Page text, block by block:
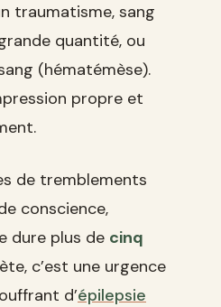
traumatisme, sang
quantité, ou
(hématémèse).
propre et
de tremblements
conscience,
dure plus de cinq
c’est une urgence
d’épilepsie